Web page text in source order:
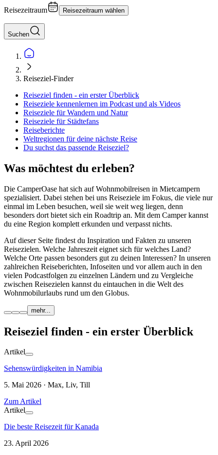
Reisezeitraum Reisezeitraum wählen
Suchen
Reiseziel-Finder
Reiseziel finden - ein erster Überblick
Reiseziele kennenlernen im Podcast und als Videos
Reiseziele für Wandern und Natur
Reiseziele für Städtefans
Reiseberichte
Weltregionen für deine nächste Reise
Du suchst das passende Reiseziel?
Was möchtest du erleben?
Die CamperOase hat sich auf Wohnmobilreisen in Mietcampern
spezialisiert. Dabei stehen bei uns Reiseziele im Fokus, die viele nur
einmal im Leben besuchen, weil sie weit weg liegen, denn
besonders dort bietet sich ein Roadtrip an. Mit dem Camper kannst
du eine Region komplett erkunden und verpasst nichts.
Auf dieser Seite findest du Inspiration und Fakten zu unseren
Reisezielen. Welche Jahreszeit eignet sich für welches Land?
Welche Orte passen besonders gut zu deinen Interessen? In unseren
zahlreichen Reiseberichten, Infoseiten und vor allem auch in den
vielen Podcastfolgen zu einzelnen Ländern und zu Vergleiche
zwischen Reisezielen kannst du eintauchen in die Welt des
Wohnmobilurlaubs rund um den Globus.
mehr...
Reiseziel finden - ein erster Überblick
Artikel
Sehenswürdigkeiten in Namibia
5. Mai 2026 · Max, Liv, Till
Zum Artikel
Artikel
Die beste Reisezeit für Kanada
23. April 2026